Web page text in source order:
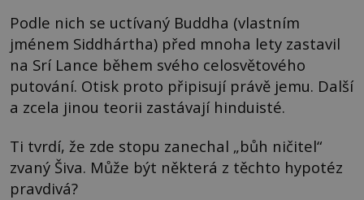
Podle nich se uctívaný Buddha (vlastním
jménem Siddhártha) před mnoha lety zastavil
na Srí Lance během svého celosvětového
putování. Otisk proto připisují právě jemu. Další
a zcela jinou teorii zastávají hinduisté.
Ti tvrdí, že zde stopu zanechal „bůh ničitel“
zvaný Šiva. Může být některá z těchto hypotéz
pravdivá?